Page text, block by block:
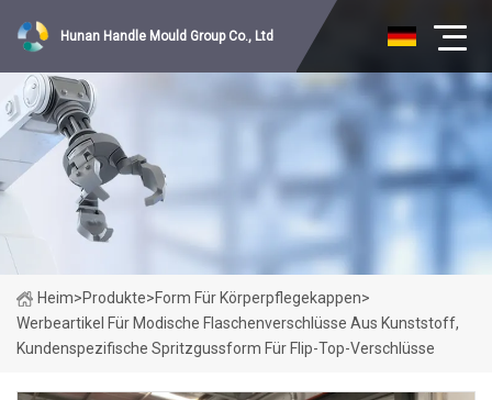
Hunan Handle Mould Group Co., Ltd
Heim>Produkte>Form Für Körperpflegekappen>
Werbeartikel Für Modische Flaschenverschlüsse Aus Kunststoff,
Kundenspezifische Spritzgussform Für Flip-Top-Verschlüsse